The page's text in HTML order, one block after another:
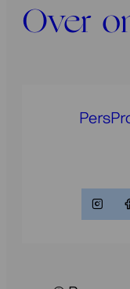
Over
Pers